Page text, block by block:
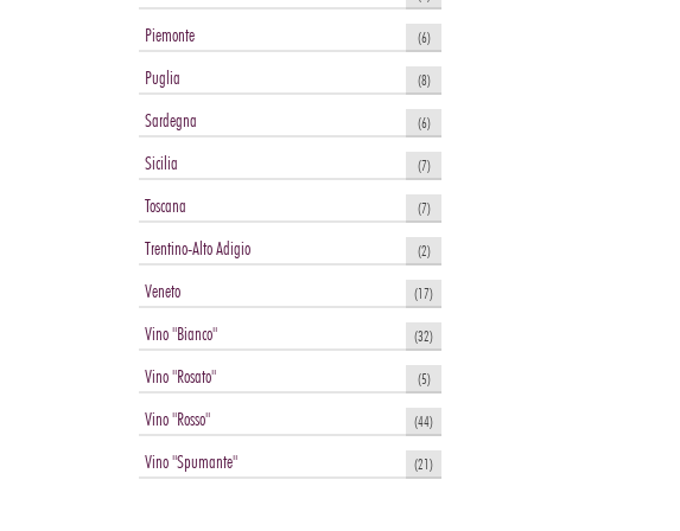
Piemonte (6)
Puglia (8)
Sardegna (6)
Sicilia (7)
Toscana (7)
Trentino-Alto Adigio (2)
Veneto (17)
Vino "Bianco" (32)
Vino "Rosato" (5)
Vino "Rosso" (44)
Vino "Spumante" (21)